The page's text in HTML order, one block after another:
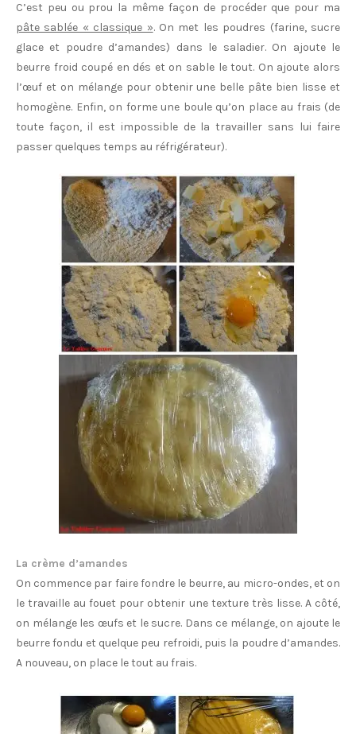
C’est peu ou prou la même façon de procéder que pour ma
pâte sablée « classique ». On met les poudres (farine, sucre
glace et poudre d’amandes) dans le saladier. On ajoute le
beurre froid coupé en dés et on sable le tout. On ajoute alors
l’œuf et on mélange pour obtenir une belle pâte bien lisse et
homogène. Enfin, on forme une boule qu’on place au frais (de
toute façon, il est impossible de la travailler sans lui faire
passer quelques temps au réfrigérateur).
La crème d’amandes
On commence par faire fondre le beurre, au micro-ondes, et on
le travaille au fouet pour obtenir une texture très lisse. A côté,
on mélange les œufs et le sucre. Dans ce mélange, on ajoute le
beurre fondu et quelque peu refroidi, puis la poudre d’amandes.
A nouveau, on place le tout au frais.